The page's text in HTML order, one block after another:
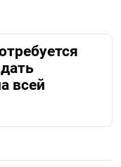
всей